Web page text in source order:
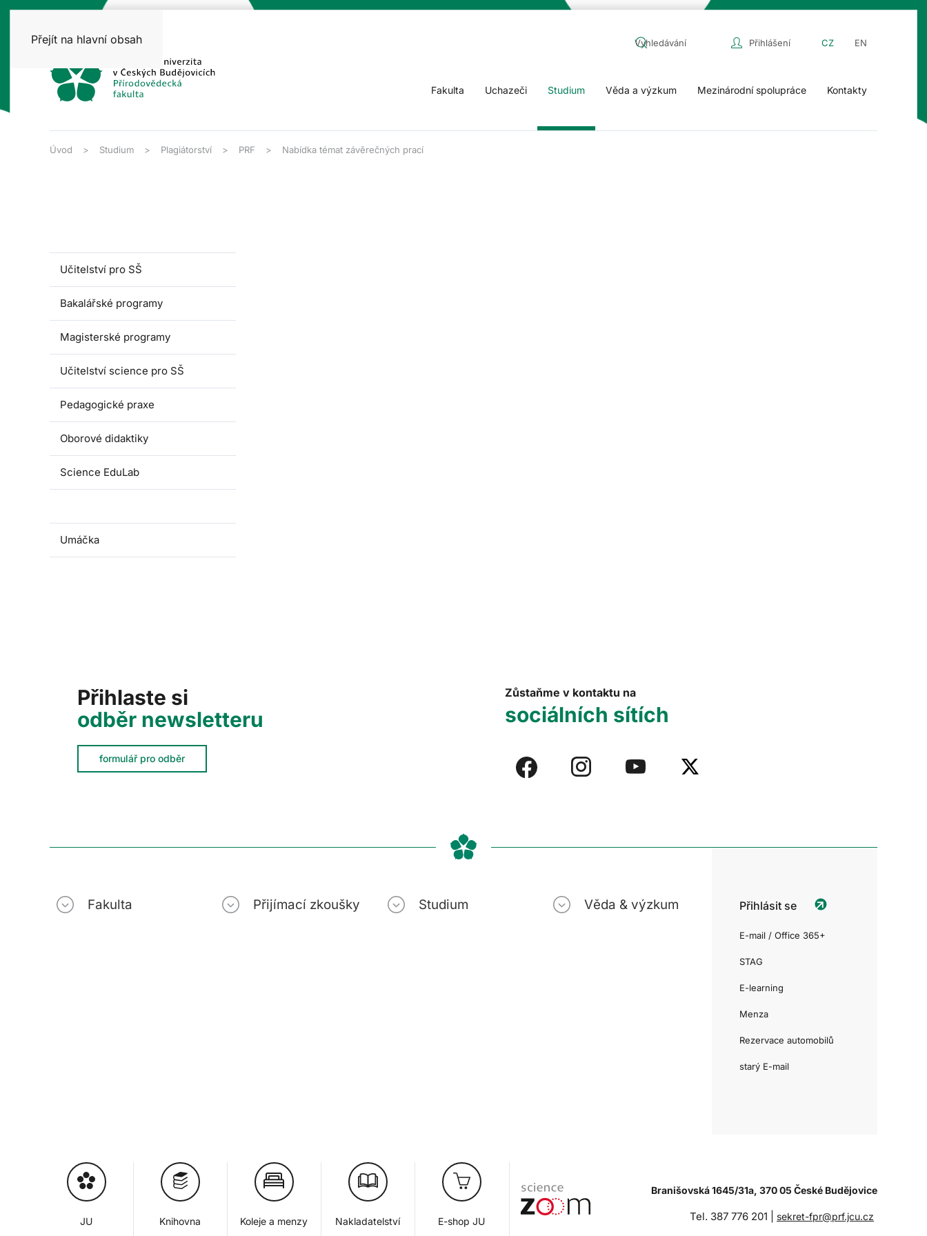
Přejít na hlavní obsah Přihlášení CZ EN
Fakulta Uchazeči Studium Věda a výzkum Mezinárodní spolupráce Kontakty
Úvod Studium Plagiátorství PRF Nabídka témat závěrečných prací
Učitelství pro SŠ
Bakalářské programy
Magisterské programy
Učitelství science pro SŠ
Pedagogické praxe
Oborové didaktiky
Science EduLab
Umáčka
Přihlaste si
odběr newsletteru
formulář pro odběr
Zůstaňme v kontaktu na
sociálních sítích
Fakulta Přijímací zkoušky Studium Věda & výzkum Přihlásit se
E-mail / Office 365+
STAG
E-learning
Menza
Rezervace automobilů
starý E-mail
JU Knihovna Koleje a menzy Nakladatelství E-shop JU
Branišovská 1645/31a, 370 05 České Budějovice
Tel. 387 776 201 | sekret-fpr@prf.jcu.cz